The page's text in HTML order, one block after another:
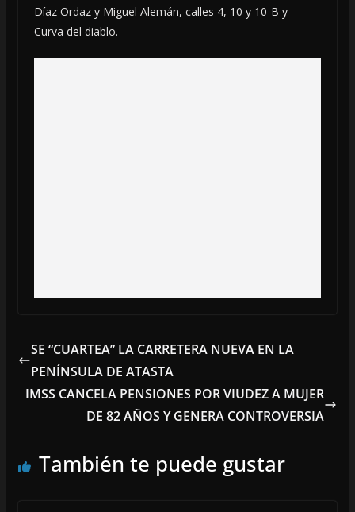
Díaz Ordaz y Miguel Alemán, calles 4, 10 y 10-B y
Curva del diablo.
SE “CUARTEA” LA CARRETERA NUEVA EN LA
PENÍNSULA DE ATASTA
IMSS CANCELA PENSIONES POR VIUDEZ A MUJER
DE 82 AÑOS Y GENERA CONTROVERSIA
También te puede gustar